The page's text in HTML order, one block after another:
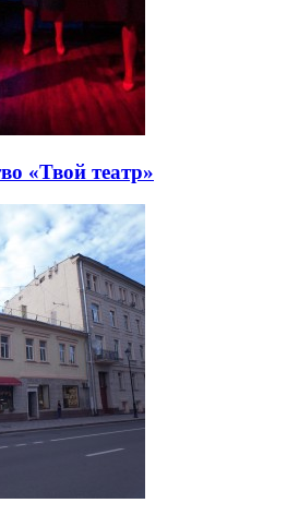
«Твой театр»